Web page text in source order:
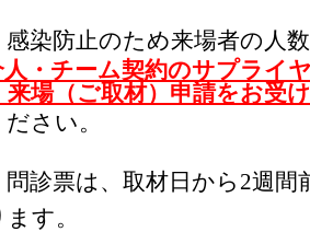
染防止のため来場者の人
人・チーム契約のサプライ
来場（ご取材）申請をお受
さい。
診票は、取材日から2週間
す。